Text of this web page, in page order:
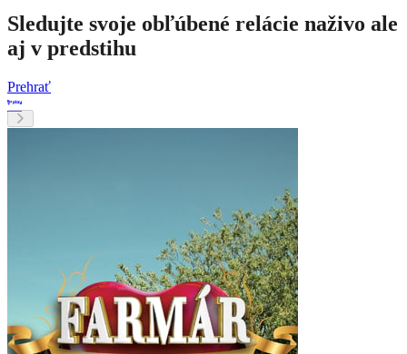
Sledujte svoje obľúbené relácie naživo ale
aj v predstihu
Prehrať